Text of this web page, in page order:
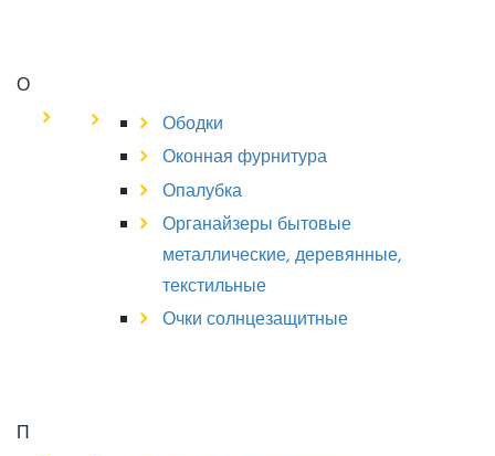
О
Ободки
Оконная фурнитура
Опалубка
Органайзеры бытовые
металлические, деревянные,
текстильные
Очки солнцезащитные
П